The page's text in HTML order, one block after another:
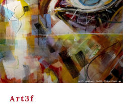
Art3f